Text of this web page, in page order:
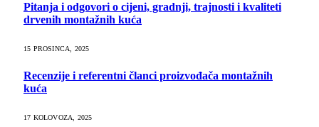
Pitanja i odgovori o cijeni, gradnji, trajnosti i kvaliteti
drvenih montažnih kuća
15 PROSINCA, 2025
Recenzije i referentni članci proizvođača montažnih
kuća
17 KOLOVOZA, 2025